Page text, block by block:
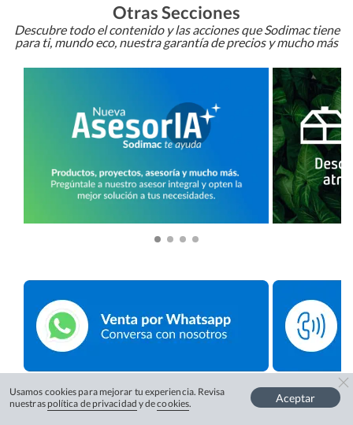
Otras Secciones
Descubre todo el contenido y las acciones que Sodimac tiene
para ti, mundo eco, nuestra garantía de precios y mucho más
Usamos cookies para mejorar tu experiencia. Revisa
nuestras política de privacidad y decookies. Aceptar